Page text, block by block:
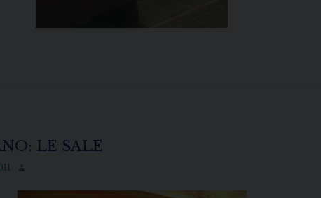
LE SALE